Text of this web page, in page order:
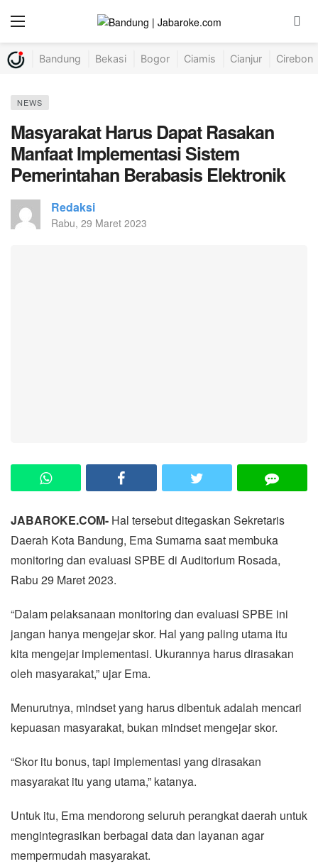
Bandung Bekasi Bogor Ciamis Cianjur Cirebon
NEWS
Masyarakat Harus Dapat Rasakan
Manfaat Implementasi Sistem
Pemerintahan Berabasis Elektronik
Redaksi
Rabu, 29 Maret 2023
JABAROKE.COM- Hal tersebut ditegaskan Sekretaris
Daerah Kota Bandung, Ema Sumarna saat membuka
monitoring dan evaluasi SPBE di Auditorium Rosada,
Rabu 29 Maret 2023.
“Dalam pelaksanaan monitoring dan evaluasi SPBE ini
jangan hanya mengejar skor. Hal yang paling utama itu
kita mengejar implementasi. Ukurannya harus dirasakan
oleh masyarakat,” ujar Ema.
Menurutnya, mindset yang harus dibentuk adalah mencari
kepuasan masyarakat, bukan mindset mengejar skor.
“Skor itu bonus, tapi implementasi yang dirasakan
masyarakat itu yang utama,” katanya.
Untuk itu, Ema mendorong seluruh perangkat daerah untuk
mengintegrasikan berbagai data dan layanan agar
mempermudah masyarakat.